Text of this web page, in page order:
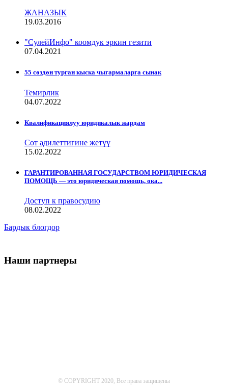
ЖАНАЗЫК
19.03.2016
"СулейИнфо" коомдук эркин гезити
07.04.2021
55 сөздөн турган кыска чыгармаларга сынак
Темирлик
04.07.2022
Квалификациялуу юридикалык жардам
Сот адилеттигине жетүү
15.02.2022
ГАРАНТИРОВАННАЯ ГОСУДАРСТВОМ ЮРИДИЧЕСКАЯ
ПОМОЩЬ — это юридическая помощь, ока...
Доступ к правосудию
08.02.2022
Бардык блогдор
Наши партнеры
© COPYRIGHT 2020, Все права защищены